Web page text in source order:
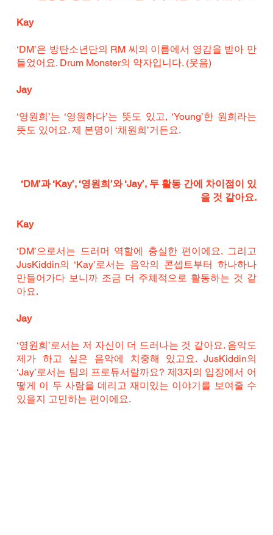
Kay
‘DM’은 방탄소년단의 RM 씨의 이름에서 영감을 받아 만
들었어요. Drum Monster의 약자입니다. (웃음)
Jay
‘영원희’는 ‘영원하다’는 뜻도 있고, ‘Young’한 원희라는
뜻도 있어요. 제 본명이 ‘채원희’거든요.
‘DM’과 ‘Kay’, ‘영원희’와 ‘Jay’, 두 활동 간에 차이점이 있
을 것 같아요.
Kay
‘DM’으로서는 드러머 역할에 충실한 편이에요. 그리고
JusKiddin의 ‘Kay’로서는 음악의 콘셉트부터 하나하나
만들어가다 보니까 조금 더 주체적으로 활동하는 것 같
아요.
Jay
‘영원희’로서는 저 자신이 더 드러나는 것 같아요. 음악도
제가 하고 싶은 음악에 치중해 있고요. JusKiddin의
‘Jay’로서는 팀의 프로듀서랄까요? 제3자의 입장에서 어
떻게 이 두 사람을 데리고 재미있는 이야기를 보여줄 수
있을지 고민하는 편이에요.